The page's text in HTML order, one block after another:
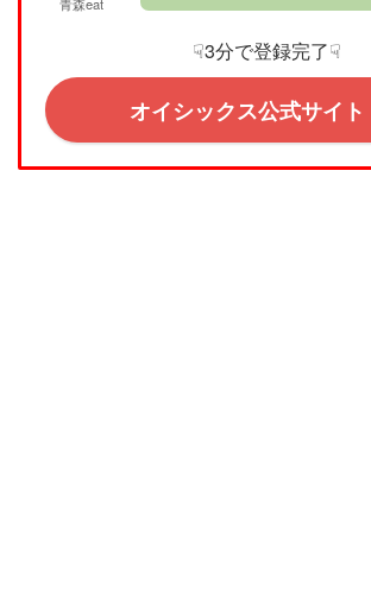
青森eat
☟3分で登録完了☟
オイシックス公式サイト